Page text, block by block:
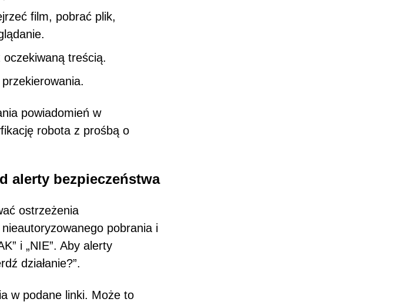
film, pobrać plik,
treścią.
powiadomień w
robota z prośbą o
alerty bezpieczeństwa
ostrzeżenia
pobrania i
i „NIE”. Aby alerty
działanie?”.
w podane linki. Może to